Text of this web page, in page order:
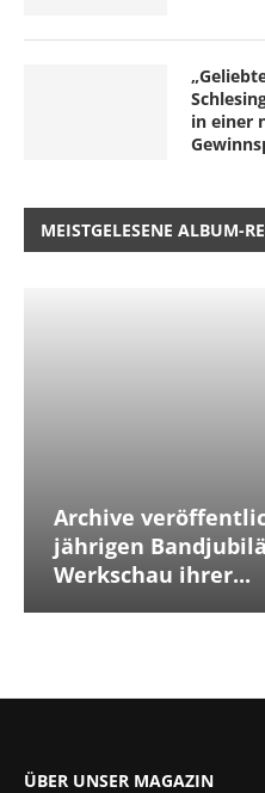
in einer
MEISTGELESENE ALBUM-
Archive
jährigen
Werkschau ihrer...
ÜBER UNSER MAGAZIN